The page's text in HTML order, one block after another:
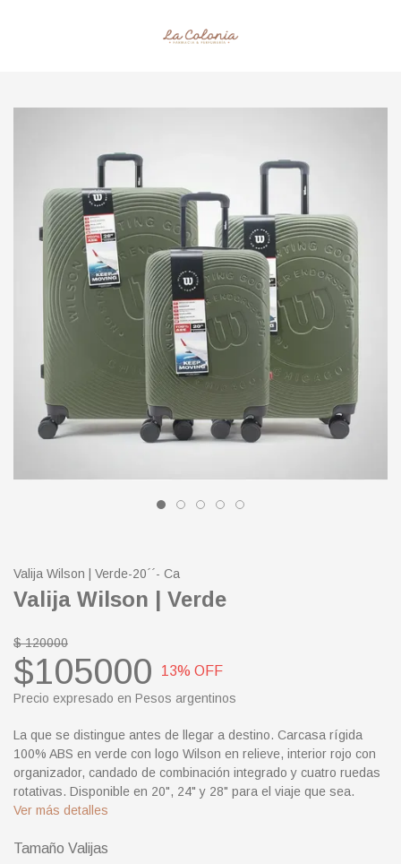
Valija Wilson | Verde-20´´- Ca
Valija Wilson | Verde
$ 120000
$105000 13% OFF
Precio expresado en Pesos argentinos
La que se distingue antes de llegar a destino. Carcasa rígida
100% ABS en verde con logo Wilson en relieve, interior rojo con
organizador, candado de combinación integrado y cuatro ruedas
rotativas. Disponible en 20", 24" y 28" para el viaje que sea.
Ver más detalles
Tamaño Valijas